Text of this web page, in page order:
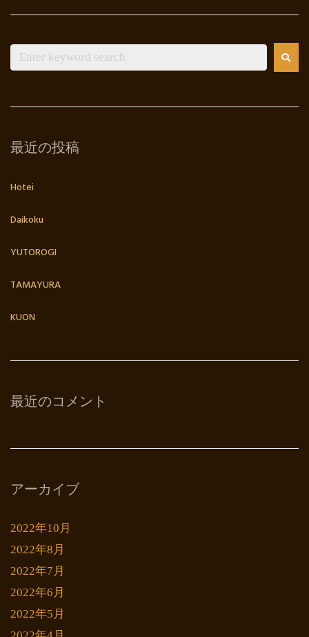
最近の投稿
Hotei
Daikoku
YUTOROGI
TAMAYURA
KUON
最近のコメント
アーカイブ
2022年10月
2022年8月
2022年7月
2022年6月
2022年5月